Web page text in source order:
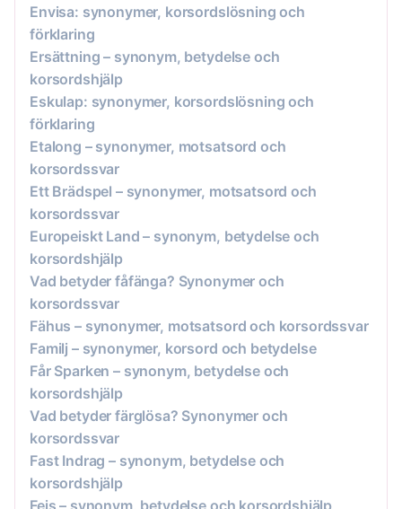
Envisa: synonymer, korsordslösning och
förklaring
Ersättning – synonym, betydelse och
korsordshjälp
Eskulap: synonymer, korsordslösning och
förklaring
Etalong – synonymer, motsatsord och
korsordssvar
Ett Brädspel – synonymer, motsatsord och
korsordssvar
Europeiskt Land – synonym, betydelse och
korsordshjälp
Vad betyder fåfänga? Synonymer och
korsordssvar
Fähus – synonymer, motsatsord och korsordssvar
Familj – synonymer, korsord och betydelse
Får Sparken – synonym, betydelse och
korsordshjälp
Vad betyder färglösa? Synonymer och
korsordssvar
Fast Indrag – synonym, betydelse och
korsordshjälp
Fejs – synonym, betydelse och korsordshjälp